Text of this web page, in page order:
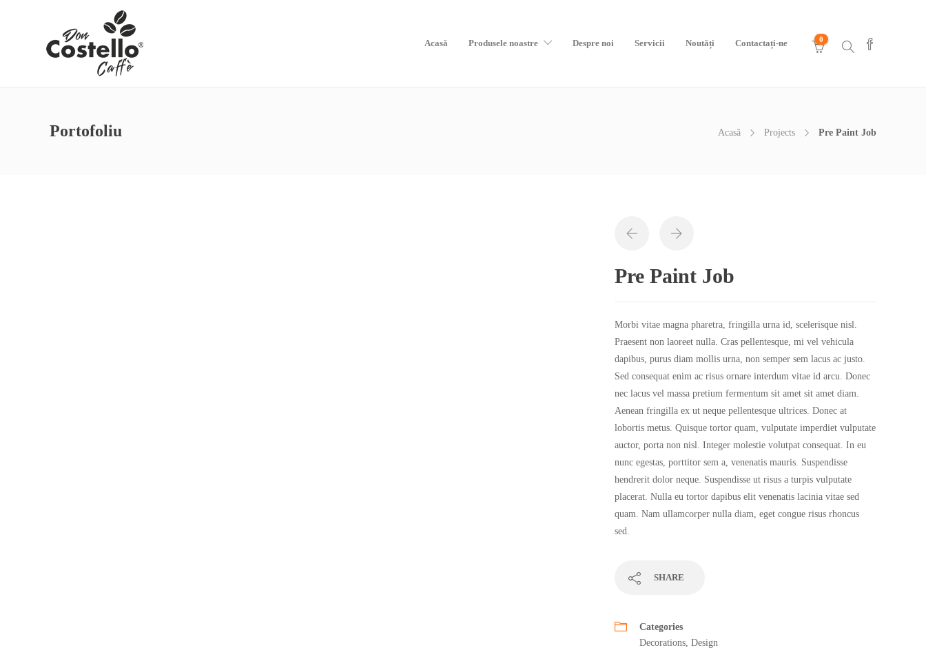
Acasă Produsele noastre Despre noi Servicii Noutăți Contactați-ne 0
Portofoliu Acasă Projects Pre Paint Job
Pre Paint Job
Morbi vitae magna pharetra, fringilla urna id, scelerisque nisl.
Praesent non laoreet nulla. Cras pellentesque, mi vel vehicula
dapibus, purus diam mollis urna, non semper sem lacus ac justo.
Sed consequat enim ac risus ornare interdum vitae id arcu. Donec
nec lacus vel massa pretium fermentum sit amet sit amet diam.
Aenean fringilla ex ut neque pellentesque ultrices. Donec at
lobortis metus. Quisque tortor quam, vulputate imperdiet vulputate
auctor, porta non nisl. Integer molestie volutpat consequat. In eu
nunc egestas, porttitor sem a, venenatis mauris. Suspendisse
hendrerit dolor neque. Suspendisse ut risus a turpis vulputate
placerat. Nulla eu tortor dapibus elit venenatis lacinia vitae sed
quam. Nam ullamcorper nulla diam, eget congue risus rhoncus
sed.
SHARE
Categories
Decorations, Design